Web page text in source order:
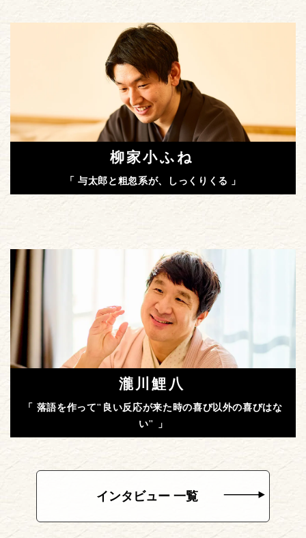
柳家小ふね
「 与太郎と粗忽系が、しっくりくる 」
瀧川鯉八
「 落語を作って"良い反応が来た時の喜び以外の喜びはな
い" 」
インタビュー 一覧